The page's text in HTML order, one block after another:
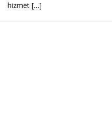
hizmet […]